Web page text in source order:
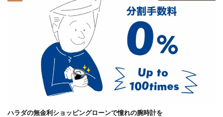
ハラダの無金利ショッピングローンで憧れの腕時計を